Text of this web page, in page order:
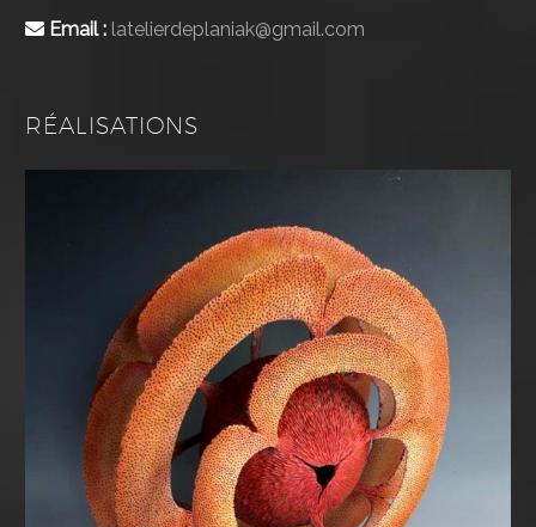
Email : latelierdeplaniak@gmail.com
RÉALISATIONS